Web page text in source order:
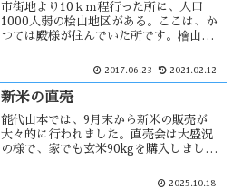
市街地より10ｋｍ程行った所に、人口
1000人弱の桧山地区がある。ここは、か
つては殿様が住んでいた所です。檜山城
1495年に完了をしたとされている。その
城になった。
2017.06.23 2021.02.12
新米の直売
能代山本では、9月末から新米の販売が
大々的に行われました。直売会は大盛況
の様で、家でも玄米90kgを購入しまし
ん。今年の作柄は良く、去年より大幅な
2025.10.18